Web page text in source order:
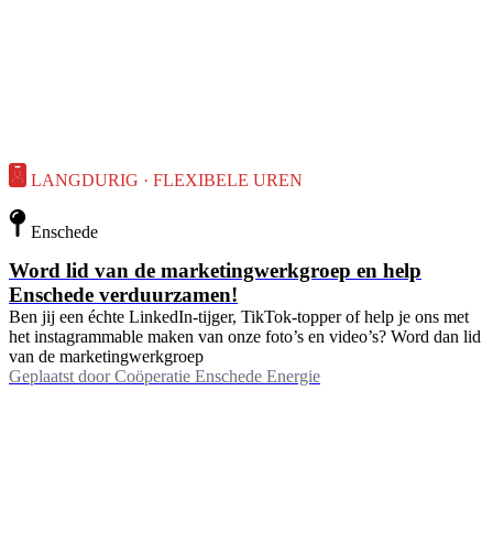
LANGDURIG · FLEXIBELE UREN
Enschede
Word lid van de marketingwerkgroep en help
Enschede verduurzamen!
Ben jij een échte LinkedIn-tijger, TikTok-topper of help je ons met
het instagrammable maken van onze foto’s en video’s? Word dan lid
van de marketingwerkgroep
Geplaatst door Coöperatie Enschede Energie